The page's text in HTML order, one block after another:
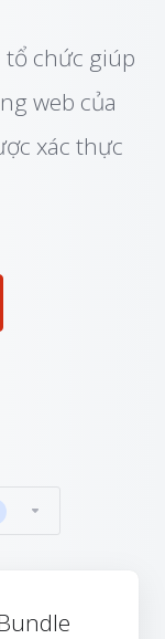
tổ chức giúp
web của
xác thực